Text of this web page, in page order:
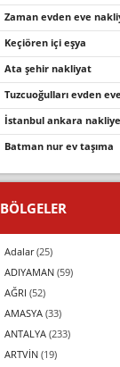
zaman evden eve
keçiören içi eşya
ata şehir nakliyat
tuzcuoğulları evden
i̇stanbul ankara
batman nur ev taşıma
BÖLGELER
Adalar(25)
ADIYAMAN (59)
AĞRI (52)
AMASYA (33)
ANTALYA (233)
ARTVİN (19)